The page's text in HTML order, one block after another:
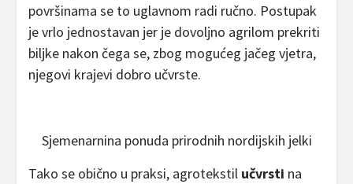
površinama se to uglavnom radi ručno. Postupak
je vrlo jednostavan jer je dovoljno agrilom prekriti
biljke nakon čega se, zbog mogućeg jačeg vjetra,
njegovi krajevi dobro učvrste.
Sjemenarnina ponuda prirodnih nordijskih jelki
Tako se obično u praksi, agrotekstil učvrsti na